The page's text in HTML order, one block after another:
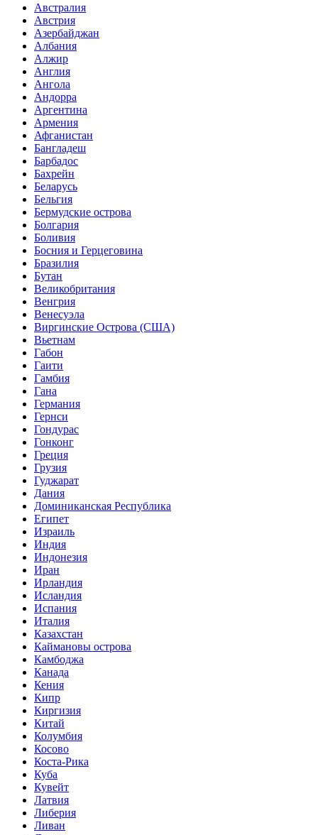
Австралия
Австрия
Азербайджан
Албания
Алжир
Англия
Ангола
Андорра
Аргентина
Армения
Афганистан
Бангладеш
Барбадос
Бахрейн
Беларусь
Бельгия
Бермудские острова
Болгария
Боливия
Босния и Герцеговина
Бразилия
Бутан
Великобритания
Венгрия
Венесуэла
Виргинские Острова (США)
Вьетнам
Габон
Гаити
Гамбия
Гана
Германия
Гернси
Гондурас
Гонконг
Греция
Грузия
Гуджарат
Дания
Доминиканская Республика
Египет
Израиль
Индия
Индонезия
Иран
Ирландия
Исландия
Испания
Италия
Казахстан
Каймановы острова
Камбоджа
Канада
Кения
Кипр
Киргизия
Китай
Колумбия
Косово
Коста-Рика
Куба
Кувейт
Латвия
Либерия
Ливан